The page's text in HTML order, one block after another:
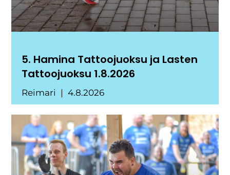
5. Hamina Tattoojuoksu ja Lasten
Tattoojuoksu 1.8.2026
Reimari 4.8.2026